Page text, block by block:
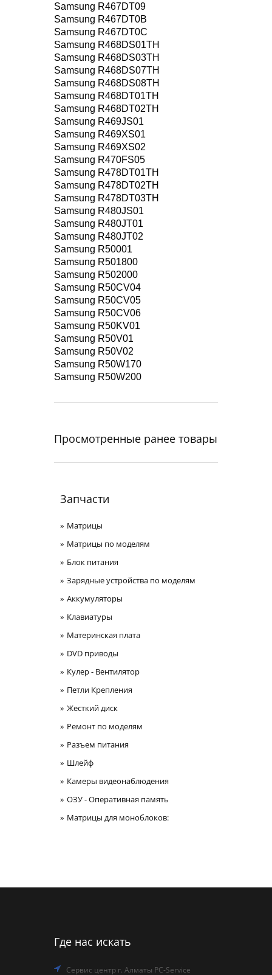
Samsung R467DT09
Samsung R467DT0B
Samsung R467DT0C
Samsung R468DS01TH
Samsung R468DS03TH
Samsung R468DS07TH
Samsung R468DS08TH
Samsung R468DT01TH
Samsung R468DT02TH
Samsung R469JS01
Samsung R469XS01
Samsung R469XS02
Samsung R470FS05
Samsung R478DT01TH
Samsung R478DT02TH
Samsung R478DT03TH
Samsung R480JS01
Samsung R480JT01
Samsung R480JT02
Samsung R50001
Samsung R501800
Samsung R502000
Samsung R50CV04
Samsung R50CV05
Samsung R50CV06
Samsung R50KV01
Samsung R50V01
Samsung R50V02
Samsung R50W170
Samsung R50W200
Просмотренные ранее товары
Запчасти
Матрицы
Матрицы по моделям
Блок питания
Зарядные устройства по моделям
Аккумуляторы
Клавиатуры
Материнская плата
DVD приводы
Кулер - Вентилятор
Петли Крепления
Жесткий диск
Ремонт по моделям
Разъем питания
Шлейф
Камеры видеонаблюдения
ОЗУ - Оперативная память
Матрицы для моноблоков:
Где нас искать
Сервис центр г. Алматы PC-Service